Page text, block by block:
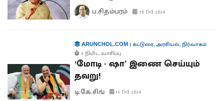
ப.சிதம்பரம் 20 Oct 2024
ARUNCHOL.COM| கட்டுரை,அரசியல்,நிர்வாகம்
5 நிமிட வாசிப்பு
‘மோடி - ஷா’ இணை செய்யும்
தவறு!
டி.கே.சிங் 13 Oct 2024